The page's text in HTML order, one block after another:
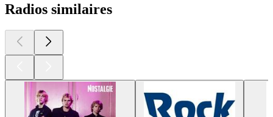
Radios similaires